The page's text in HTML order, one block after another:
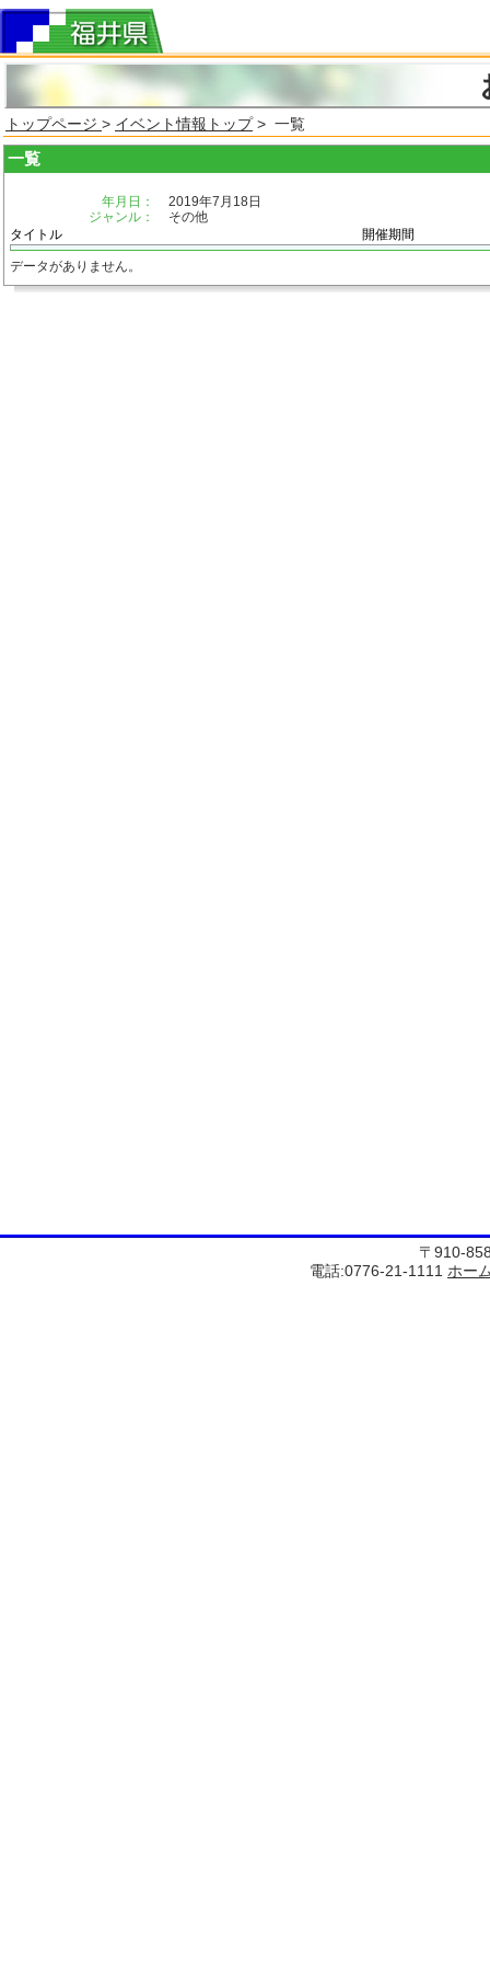
トップページ > イベント情報トップ> 一覧
一覧
年月日：
2019年7月18日
ジャンル：
その他
タイトル
開催期間
データがありません。
〒910-
電話:0776-21-1111 ホー